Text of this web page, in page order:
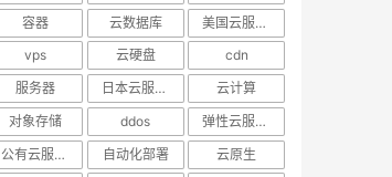
容器
云数据库
美国云服务器
vps
云硬盘
cdn
服务器
日本云服务器
云计算
对象存储
ddos
弹性云服务器
公有云服务器
自动化部署
云原生